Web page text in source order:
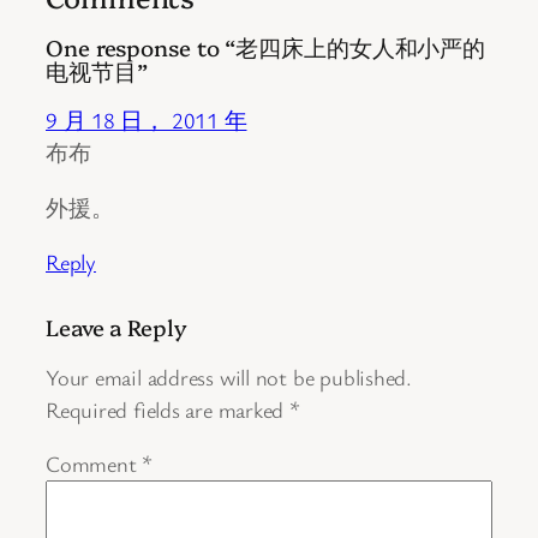
One response to “老四床上的女人和小严的
电视节目”
9 月 18 日， 2011 年
布布
外援。
Reply
Leave a Reply
Your email address will not be published.
Required fields are marked *
Comment *